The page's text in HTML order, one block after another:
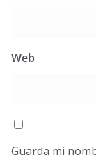
Web
Guarda mi